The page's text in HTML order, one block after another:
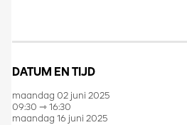
DATUM EN TIJD
maandag 02 juni 2025
09:30 ⇾ 16:30
maandag 16 juni 2025